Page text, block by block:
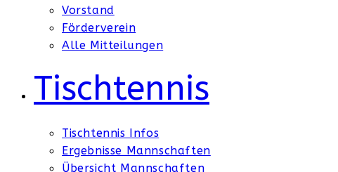
Vorstand
Förderverein
Alle Mitteilungen
Tischtennis
Tischtennis Infos
Ergebnisse Mannschaften
Übersicht Mannschaften